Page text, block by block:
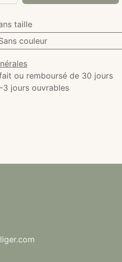
taille
couleur
ou remboursé de 30 jours
jours ouvrables